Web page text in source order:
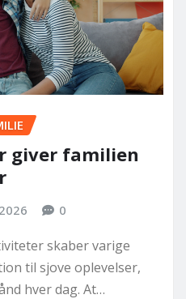
giver familien
0
skaber varige
til sjove oplevelser,
hver dag. At…